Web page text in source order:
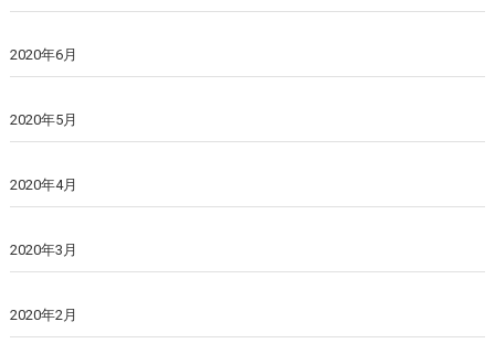
2020年6月
2020年5月
2020年4月
2020年3月
2020年2月